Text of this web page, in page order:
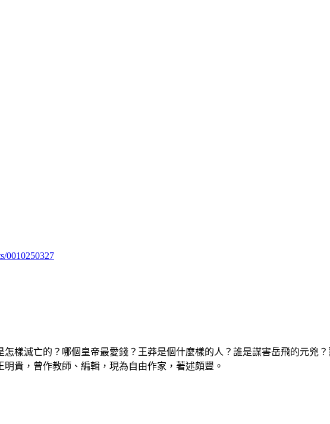
0010250327
樣滅亡的？哪個皇帝最愛錢？王莽是個什麼樣的人？誰是謀害岳飛的元兇
明貴，曾作教師、編輯，現為自由作家，著述頗豐。